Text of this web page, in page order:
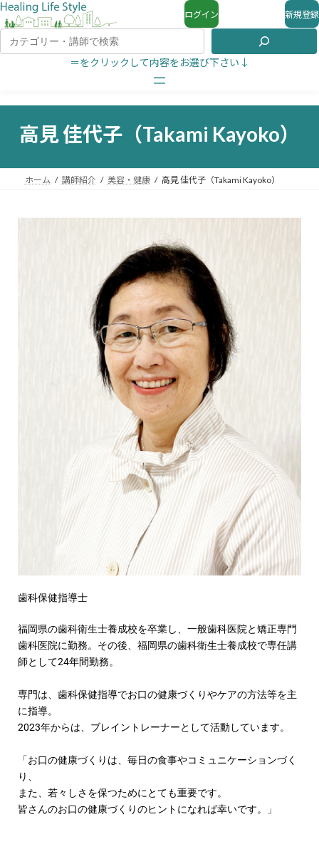
ログイン 新規登録
＝をクリックして内容をお選び下さい↓
高見 佳代子（Takami Kayoko）
ホーム 講師紹介 美容・健康 高見 佳代子（Takami Kayoko）
歯科保健指導士
福岡県の歯科衛生士養成校を卒業し、一般歯科医院と矯正専門
歯科医院に勤務。その後、福岡県の歯科衛生士養成校で専任講
師として24年間勤務。
専門は、歯科保健指導でお口の健康づくりやケアの方法等を主
に指導。
2023年からは、ブレイントレーナーとして活動しています。
「お口の健康づくりは、毎日の食事やコミュニケーションづく
り、
また、若々しさを保つためにとても重要です。
皆さんのお口の健康づくりのヒントになれば幸いです。」